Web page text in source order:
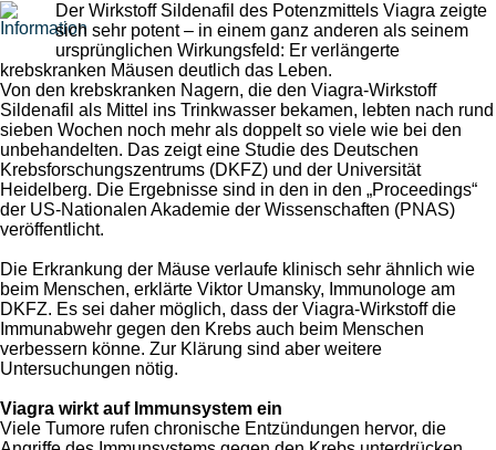
Der Wirkstoff Sildenafil des Potenzmittels Viagra zeigte
sich sehr potent – in einem ganz anderen als seinem
ursprünglichen Wirkungsfeld: Er verlängerte
krebskranken Mäusen deutlich das Leben.
Von den krebskranken Nagern, die den Viagra-Wirkstoff
Sildenafil als Mittel ins Trinkwasser bekamen, lebten nach rund
sieben Wochen noch mehr als doppelt so viele wie bei den
unbehandelten. Das zeigt eine Studie des Deutschen
Krebsforschungszentrums (DKFZ) und der Universität
Heidelberg. Die Ergebnisse sind in den in den „Proceedings“
der US-Nationalen Akademie der Wissenschaften (PNAS)
veröffentlicht.
Die Erkrankung der Mäuse verlaufe klinisch sehr ähnlich wie
beim Menschen, erklärte Viktor Umansky, Immunologe am
DKFZ. Es sei daher möglich, dass der Viagra-Wirkstoff die
Immunabwehr gegen den Krebs auch beim Menschen
verbessern könne. Zur Klärung sind aber weitere
Untersuchungen nötig.
Viagra wirkt auf Immunsystem ein
Viele Tumore rufen chronische Entzündungen hervor, die